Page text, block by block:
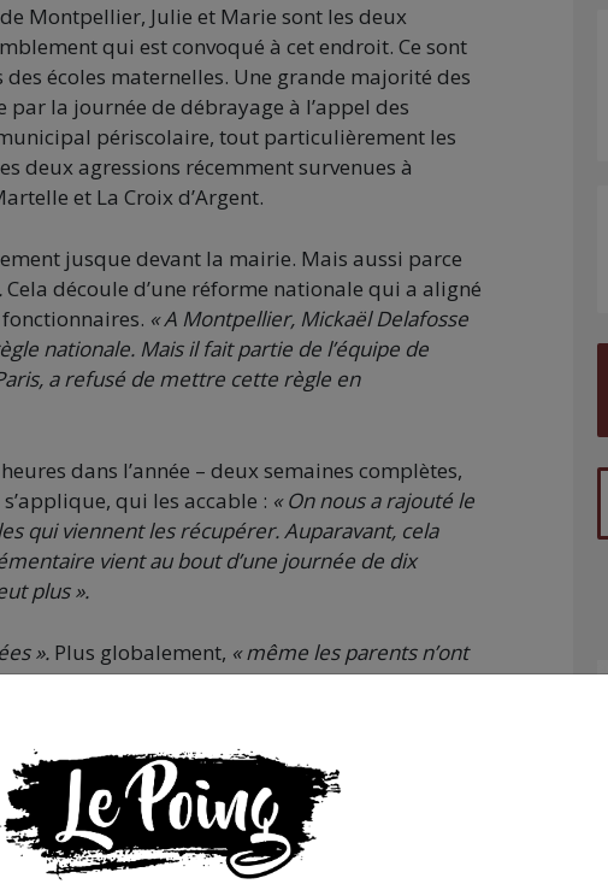
Montpellier, Julie et Marie sont les deux
qui est convoqué à cet endroit. Ce sont
écoles maternelles. Une grande majorité des
par la journée de débrayage à l’appel des
périscolaire, tout particulièrement les
deux agressions récemment survenues à
et La Croix d’Argent.
jusque devant la mairie. Mais aussi parce
Cela découle d’une réforme nationale qui a aligné
« A Montpellier, Mickaël Delafosse
nationale. Mais il fait partie de l’équipe de
a refusé de mettre cette règle en
dans l’année – deux semaines complètes,
qui les accable : « On nous a rajouté le
qui viennent les récupérer. Auparavant, cela
vient au bout d’une journée de dix
plus ».
». Plus globalement, « même les parents n’ont
des femmes, font-elles aussi partie des invisibles,
valorisées :
restons présentes et actives au côté des
des ateliers, nous accompagnons et aidons les
de cantines, qui sont de plus en plus
de plus en plus nombreux à ne pas pouvoir
l’endormissement, le pliage des literies, puis